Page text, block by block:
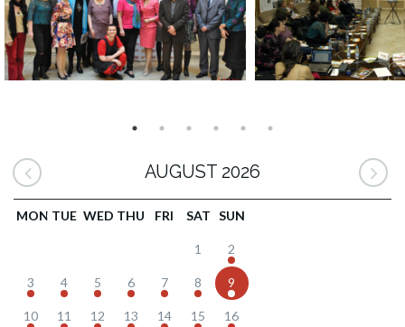
AUGUST 2026
MON TUE WED THU FRI SAT SUN
1 2
3 4 5 6 7 8 9
10 11 12 13 14 15 16